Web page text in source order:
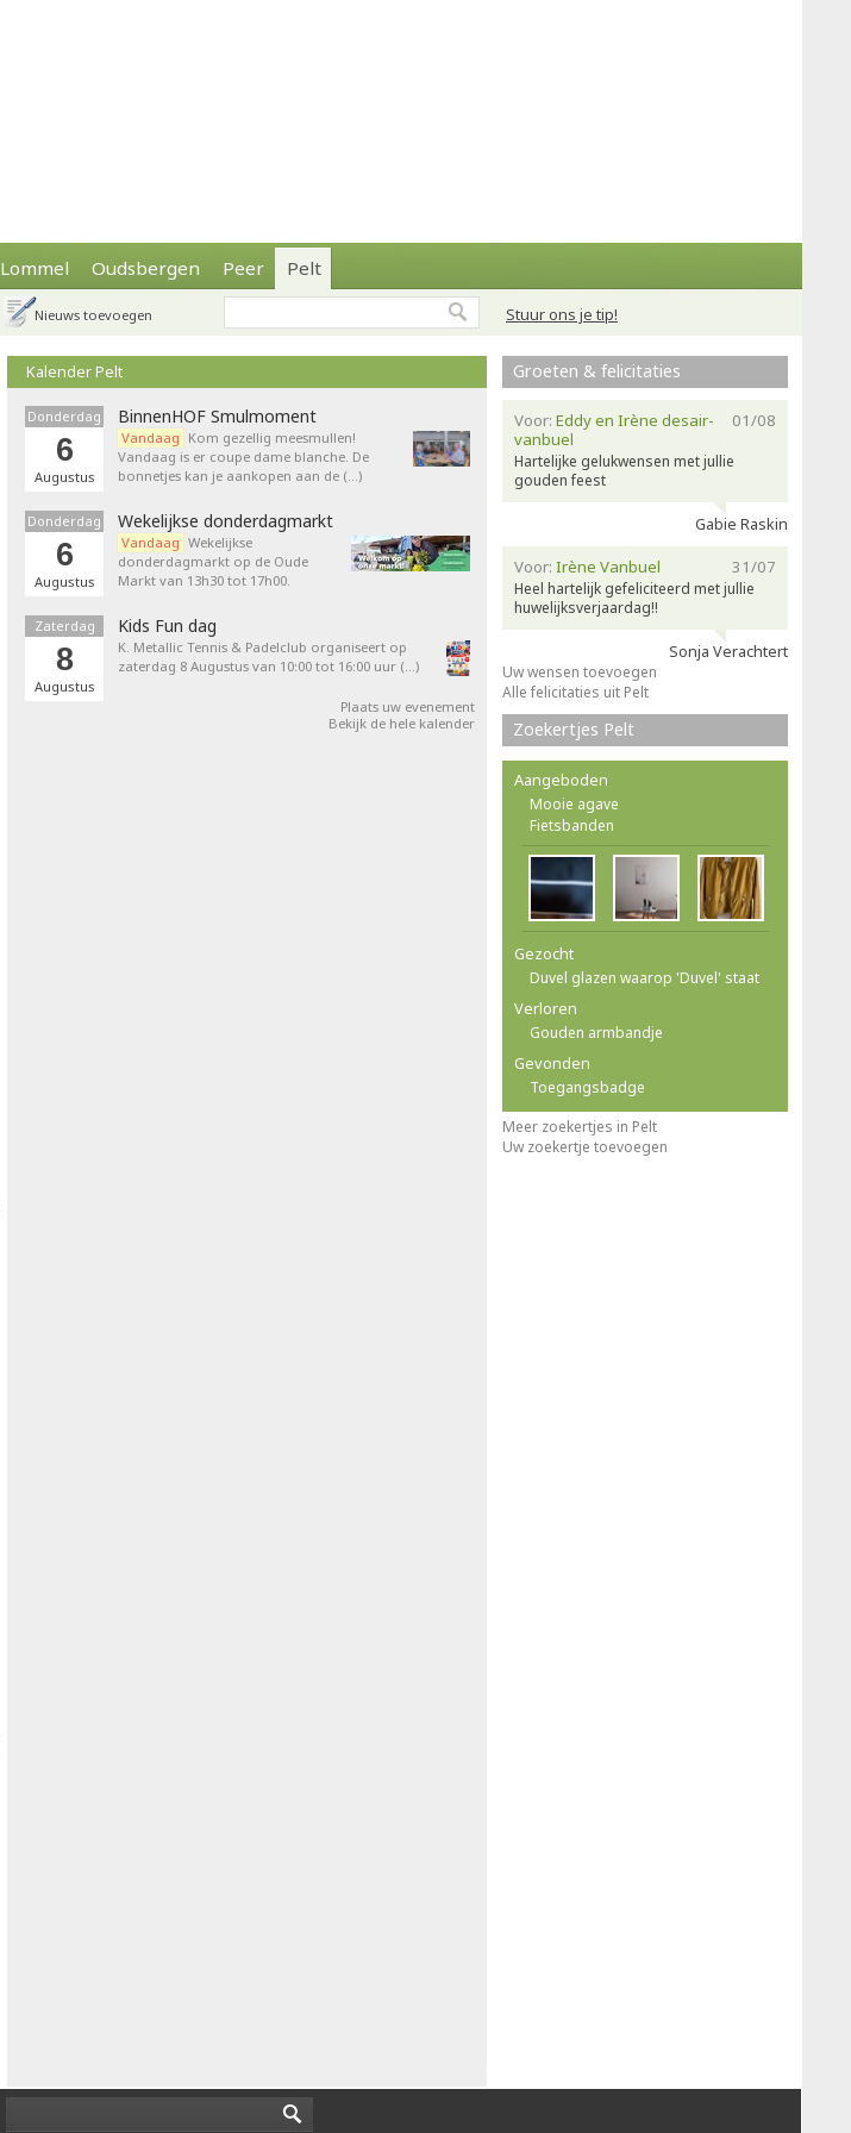
Lommel Oudsbergen Peer Pelt
Stuur ons je tip!
Nieuws toevoegen
Kalender Pelt
Donderdag
6
Augustus
BinnenHOF Smulmoment
Vandaag Kom gezellig meesmullen!
Vandaag is er coupe dame blanche. De
bonnetjes kan je aankopen aan de (…)
Donderdag
6
Augustus
Wekelijkse donderdagmarkt
Vandaag Wekelijkse
donderdagmarkt op de Oude
Markt van 13h30 tot 17h00.
Zaterdag
8
Augustus
Kids Fun dag
K. Metallic Tennis & Padelclub organiseert op
zaterdag 8 Augustus van 10:00 tot 16:00 uur (…)
Plaats uw evenement
Bekijk de hele kalender
Groeten & felicitaties
01/08
Voor: Eddy en Irène desair-
vanbuel
Hartelijke gelukwensen met jullie
gouden feest
Gabie Raskin
31/07
Voor: Irène Vanbuel
Heel hartelijk gefeliciteerd met jullie
huwelijksverjaardag!!
Sonja Verachtert
Uw wensen toevoegen
Alle felicitaties uit Pelt
Zoekertjes Pelt
Aangeboden
Mooie agave
Fietsbanden
Gezocht
Duvel glazen waarop 'Duvel' staat
Verloren
Gouden armbandje
Gevonden
Toegangsbadge
Meer zoekertjes in Pelt
Uw zoekertje toevoegen